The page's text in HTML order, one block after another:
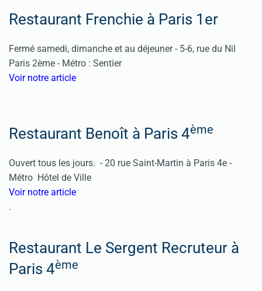
Restaurant Frenchie à Paris 1er
Fermé samedi, dimanche et au déjeuner - 5-6, rue du Nil
Paris 2ème - Métro : Sentier
Voir notre article
Restaurant Benoît à Paris 4ème
Ouvert tous les jours. - 20 rue Saint-Martin à Paris 4e -
Métro Hôtel de Ville
Voir notre article
.
Restaurant Le Sergent Recruteur à
Paris 4ème